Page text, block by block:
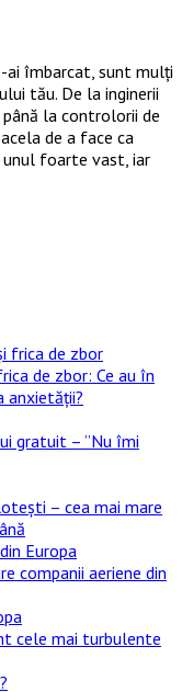
ai îmbarcat, sunt mulți
tău. De la inginerii
la controlorii de
de a face ca
unul foarte vast, iar
de zbor: Ce au în
anxietății?
gratuit – ”Nu îmi
– cea mai mare
companii aeriene din
cele mai turbulente